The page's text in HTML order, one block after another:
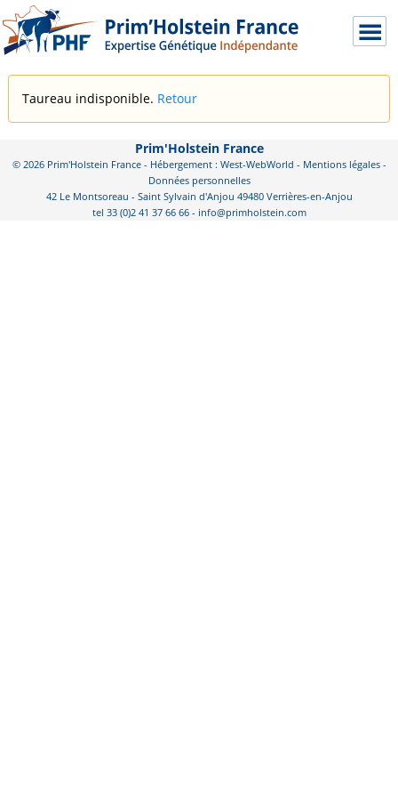
Taureau indisponible. Retour
Prim'Holstein France
© 2026 Prim'Holstein France - Hébergement : West-WebWorld - Mentions légales-
Données personnelles
42 Le Montsoreau - Saint Sylvain d'Anjou 49480 Verrières-en-Anjou
tel 33 (0)2 41 37 66 66 - info@primholstein.com